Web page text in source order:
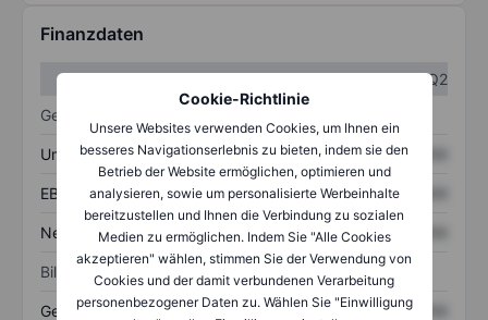
Cookie-Richtlinie
Unsere Websites verwenden Cookies, um Ihnen ein
besseres Navigationserlebnis zu bieten, indem sie den
Betrieb der Website ermöglichen, optimieren und
analysieren, sowie um personalisierte Werbeinhalte
bereitzustellen und Ihnen die Verbindung zu sozialen
Medien zu ermöglichen. Indem Sie "Alle Cookies
akzeptieren" wählen, stimmen Sie der Verwendung von
Cookies und der damit verbundenen Verarbeitung
personenbezogener Daten zu. Wählen Sie "Einwilligung
Finanzdaten
Q1
Q2
Gewinn- und Verlustrechnung
Umsatz XXXXXXX XXXXXXX
EBITDA XXXXXXX XXXXXXX
Nettoeinkommen XXXXXXX XXXXXXX
Bilanz
Gesamtvermögen XXXXXXX XXXXXXX